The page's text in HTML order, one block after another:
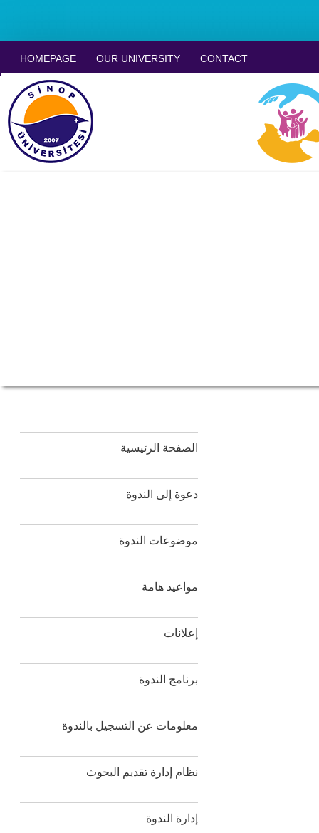
HOMEPAGE OUR UNIVERSITY CONTACT
الصفحة الرئيسية
دعوة إلى الندوة
موضوعات الندوة
مواعيد هامة
إعلانات
برنامج الندوة
معلومات عن التسجيل بالندوة
نظام إدارة تقديم البحوث
إدارة الندوة